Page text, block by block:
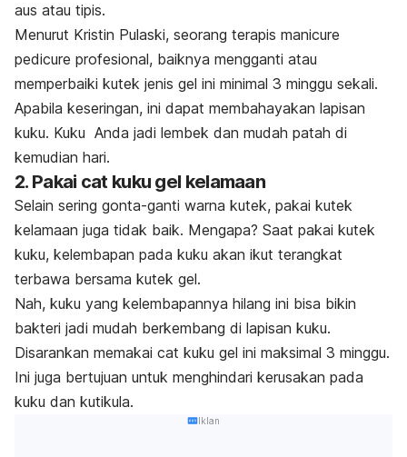
aus atau tipis.
Menurut Kristin Pulaski, seorang terapis manicure
pedicure profesional, baiknya mengganti atau
memperbaiki kutek jenis gel ini minimal 3 minggu sekali.
Apabila keseringan, ini dapat membahayakan lapisan
kuku. Kuku Anda jadi lembek dan mudah patah di
kemudian hari.
2. Pakai cat kuku gel kelamaan
Selain sering gonta-ganti warna kutek, pakai kutek
kelamaan juga tidak baik. Mengapa? Saat pakai kutek
kuku, kelembapan pada kuku akan ikut terangkat
terbawa bersama kutek gel.
Nah, kuku yang kelembapannya hilang ini bisa bikin
bakteri jadi mudah berkembang di lapisan kuku.
Disarankan memakai cat kuku gel ini maksimal 3 minggu.
Ini juga bertujuan untuk menghindari kerusakan pada
kuku dan kutikula.
Iklan